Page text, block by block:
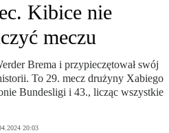
Kibice nie
meczu
Brema i przypieczętował swój
To 29. mecz drużyny Xabiego
Bundesligi i 43., licząc wszystkie
20:03